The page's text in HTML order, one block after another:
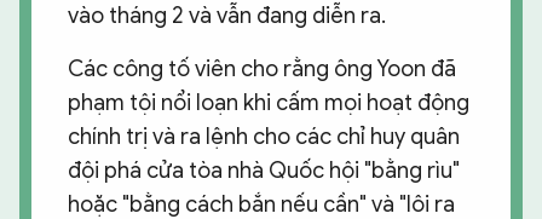
vào tháng 2 và vẫn đang diễn ra.
Các công tố viên cho rằng ông Yoon đã
phạm tội nổi loạn khi cấm mọi hoạt động
chính trị và ra lệnh cho các chỉ huy quân
đội phá cửa tòa nhà Quốc hội "bằng rìu"
hoặc "bằng cách bắn nếu cần" và "lôi ra